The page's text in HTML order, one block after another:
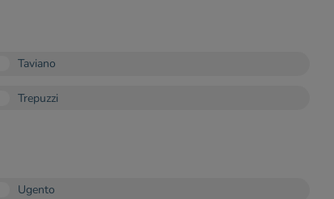
Taviano
Trepuzzi
Ugento